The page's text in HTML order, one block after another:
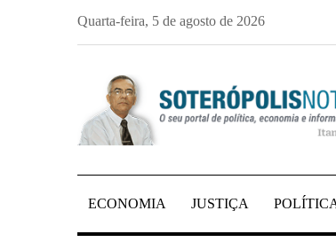
Quarta-feira, 5 de agosto de 2026
PORTAL DE NOTÍCIAS DE
ECONOMIA JUSTIÇA